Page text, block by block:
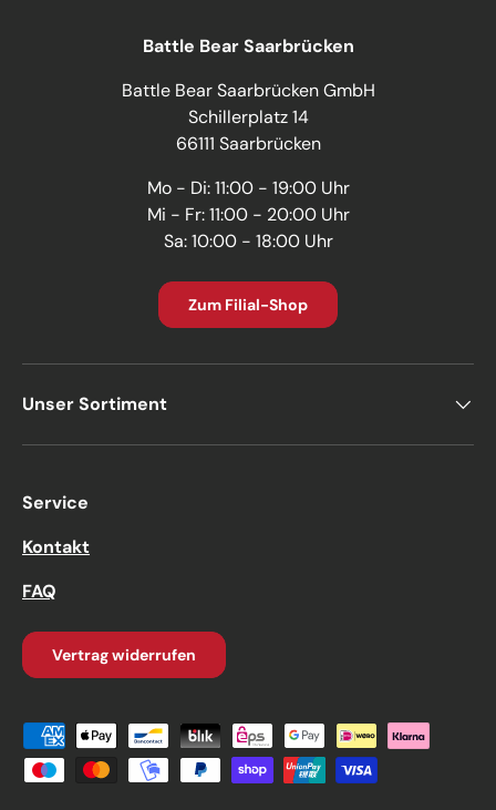
Battle Bear Saarbrücken
Battle Bear Saarbrücken GmbH
Schillerplatz 14
66111 Saarbrücken
Mo - Di: 11:00 - 19:00 Uhr
Mi - Fr: 11:00 - 20:00 Uhr
Sa: 10:00 - 18:00 Uhr
Zum Filial-Shop
Unser Sortiment
Service
Kontakt
FAQ
Vertrag widerrufen
Zahlungsmethoden